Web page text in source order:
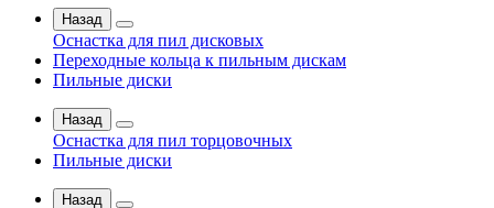
Назад
Оснастка для пил дисковых
Переходные кольца к пильным дискам
Пильные диски
Назад
Оснастка для пил торцовочных
Пильные диски
Назад